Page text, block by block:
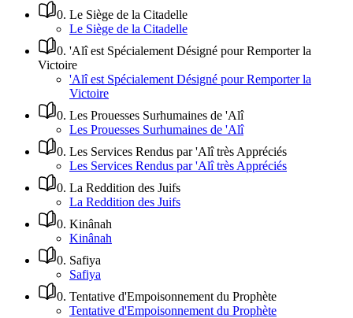
0. Le Siège de la Citadelle
Le Siège de la Citadelle
0. 'Alî est Spécialement Désigné pour Remporter la
Victoire
'Alî est Spécialement Désigné pour Remporter la
Victoire
0. Les Prouesses Surhumaines de 'Alî
Les Prouesses Surhumaines de 'Alî
0. Les Services Rendus par 'Alî très Appréciés
Les Services Rendus par 'Alî très Appréciés
0. La Reddition des Juifs
La Reddition des Juifs
0. Kinânah
Kinânah
0. Safiya
Safiya
0. Tentative d'Empoisonnement du Prophète
Tentative d'Empoisonnement du Prophète